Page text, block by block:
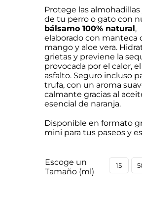
con
5.00
de 5 en
base a
valoraciones
de clientes
Protege las almohadillas
de tu perro o gato con
bálsamo 100% natural,
elaborado con manteca
mango y aloe vera.
grietas y previene la
provocada por el calor,
asfalto. Seguro incluso
trufa, con un aroma
calmante gracias al
esencial de naranja.
Disponible en formato
mini para tus paseos y
Escoge un
Tamaño (ml)
15